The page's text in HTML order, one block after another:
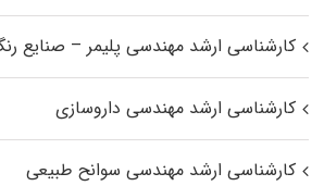
کارشناسی ارشد مهندسی پلیمر – صنایع
کارشناسی ارشد مهندسی داروسازی
کارشناسی ارشد مهندسی سوانح طبیعی